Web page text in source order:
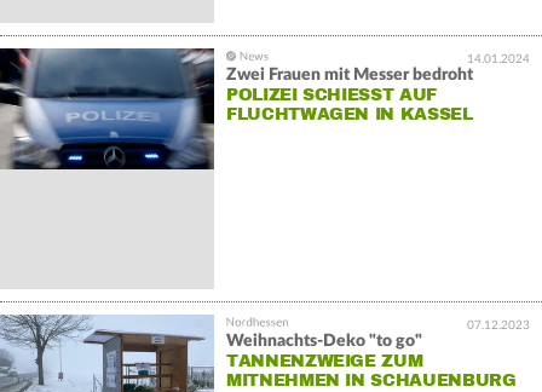
14.01.2024
Zwei Frauen mit Messer bedroht
POLIZEI SCHIESST AUF F
LUCHTWAGEN IN KASSEL
07.12.2023
Weihnachts-Deko "to go"
TANNENZWEIGE ZUM
MITNEHMEN IN SCHAUENBURG